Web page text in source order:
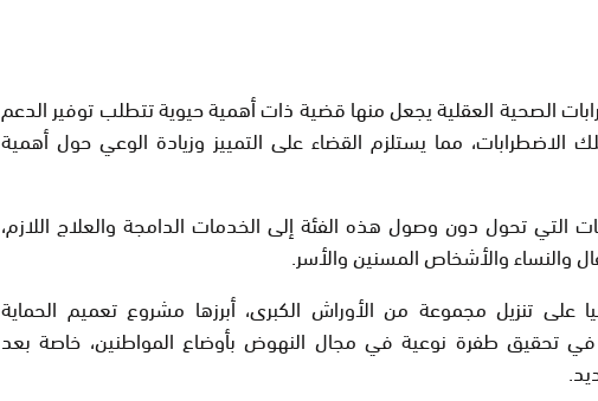
الصحية العقلية يجعل منها قضية ذات أهمية حيوية تتطلب توفير الدعم
بتلك الاضطرابات، مما يستلزم القضاء على التمييز وزيادة الوعي حول أهمية
التي تحول دون وصول هذه الفئة إلى الخدمات الدامجة والعلاج اللازم،
والنساء والأشخاص المسنين والأسر.
على تنزيل مجموعة من الأوراش الكبرى، أبرزها مشروع تعميم الحماية
تحقيق طفرة نوعية في مجال النهوض بأوضاع المواطنين، خاصة بعد